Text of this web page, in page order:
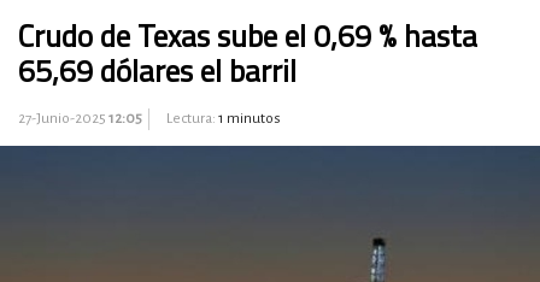
Crudo de Texas sube el 0,69 % hasta
65,69 dólares el barril
27-Junio-2025 12:05 Lectura: 1 minutos